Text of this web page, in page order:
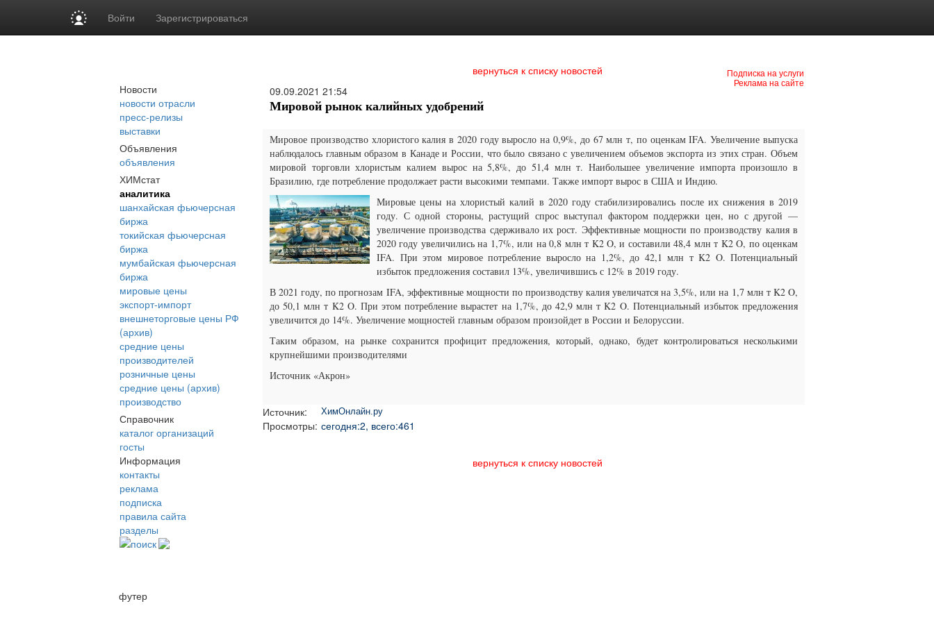
Войти Зарегистрироваться
Новости
новости отрасли
пресс-релизы
выставки
Объявления
объявления
ХИМстат
аналитика
шанхайская фьючерсная
биржа
токийская фьючерсная
биржа
мумбайская фьючерсная
биржа
мировые цены
экспорт-импорт
внешнеторговые цены РФ
(архив)
средние цены
производителей
розничные цены
средние цены (архив)
производство
Справочник
каталог организаций
госты
Информация
контакты
реклама
подписка
правила сайта
разделы
поиск
Подписка на услуги
Реклама на сайте
вернуться к списку новостей
09.09.2021 21:54
Мировой рынок калийных удобрений
Мировое производство хлористого калия в 2020 году выросло на 0,9%, до 67 млн т, по оценкам IFA. Увеличение выпуска
наблюдалось главным образом в Канаде и России, что было связано с увеличением объемов экспорта из этих стран. Объем
мировой торговли хлористым калием вырос на 5,8%, до 51,4 млн т. Наибольшее увеличение импорта произошло в
Бразилию, где потребление продолжает расти высокими темпами. Также импорт вырос в США и Индию.
Мировые цены на хлористый калий в 2020 году стабилизировались после их снижения в 2019
году. С одной стороны, растущий спрос выступал фактором поддержки цен, но с другой —
увеличение производства сдерживало их рост. Эффективные мощности по производству калия в
2020 году увеличились на 1,7%, или на 0,8 млн т K2 O, и составили 48,4 млн т K2 O, по оценкам
IFA. При этом мировое потребление выросло на 1,2%, до 42,1 млн т K2 O. Потенциальный
избыток предложения составил 13%, увеличившись с 12% в 2019 году.
В 2021 году, по прогнозам IFA, эффективные мощности по производству калия увеличатся на 3,5%, или на 1,7 млн т K2 O,
до 50,1 млн т K2 O. При этом потребление вырастет на 1,7%, до 42,9 млн т K2 O. Потенциальный избыток предложения
увеличится до 14%. Увеличение мощностей главным образом произойдет в России и Белоруссии.
Таким образом, на рынке сохранится профицит предложения, который, однако, будет контролироваться несколькими
крупнейшими производителями
Источник «Акрон»
Источник: ХимОнлайн.ру
Просмотры: сегодня:2, всего:461
вернуться к списку новостей
футер